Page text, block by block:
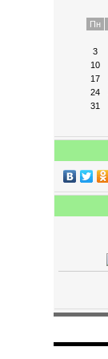
Пн
3
10
17
24
31